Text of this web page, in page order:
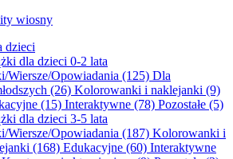
dzieci
dla dzieci 0-2 lata
Wiersze/Opowiadania (125) Dla
(26) Kolorowanki i naklejanki (9)
(15) Interaktywne (78) Pozostałe (5)
dla dzieci 3-5 lata
Wiersze/Opowiadania (187) Kolorowanki i
(168) Edukacyjne (60) Interaktywne